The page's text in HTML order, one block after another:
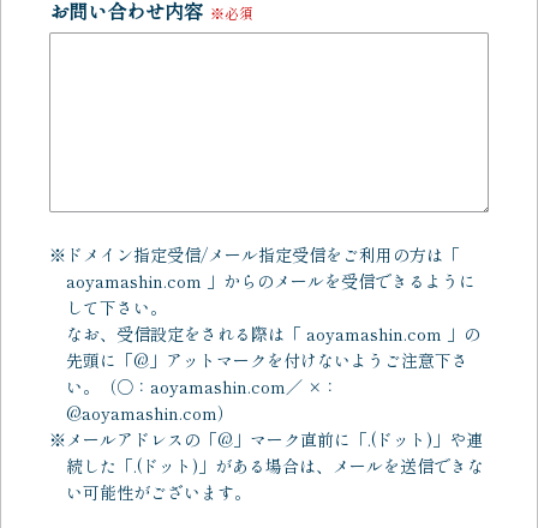
お問い合わせ内容 ※必須
ドメイン指定受信/メール指定受信をご利用の方は「
aoyamashin.com 」からのメールを受信できるように
して下さい。
なお、受信設定をされる際は「 aoyamashin.com 」の
先頭に「@」アットマークを付けないようご注意下さ
い。（○：aoyamashin.com／ ×：
@aoyamashin.com）
メールアドレスの「@」マーク直前に「.(ドット)」や連
続した「.(ドット)」がある場合は、メールを送信できな
い可能性がございます。